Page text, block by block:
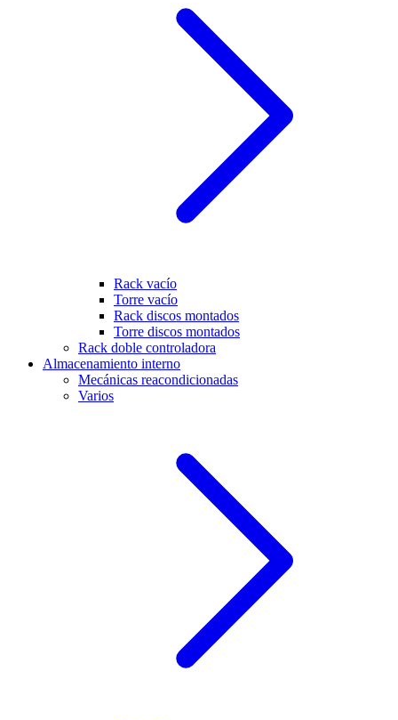
Rack vacío
Torre vacío
Rack discos montados
Torre discos montados
Rack doble controladora
Almacenamiento interno
Mecánicas reacondicionadas
Varios